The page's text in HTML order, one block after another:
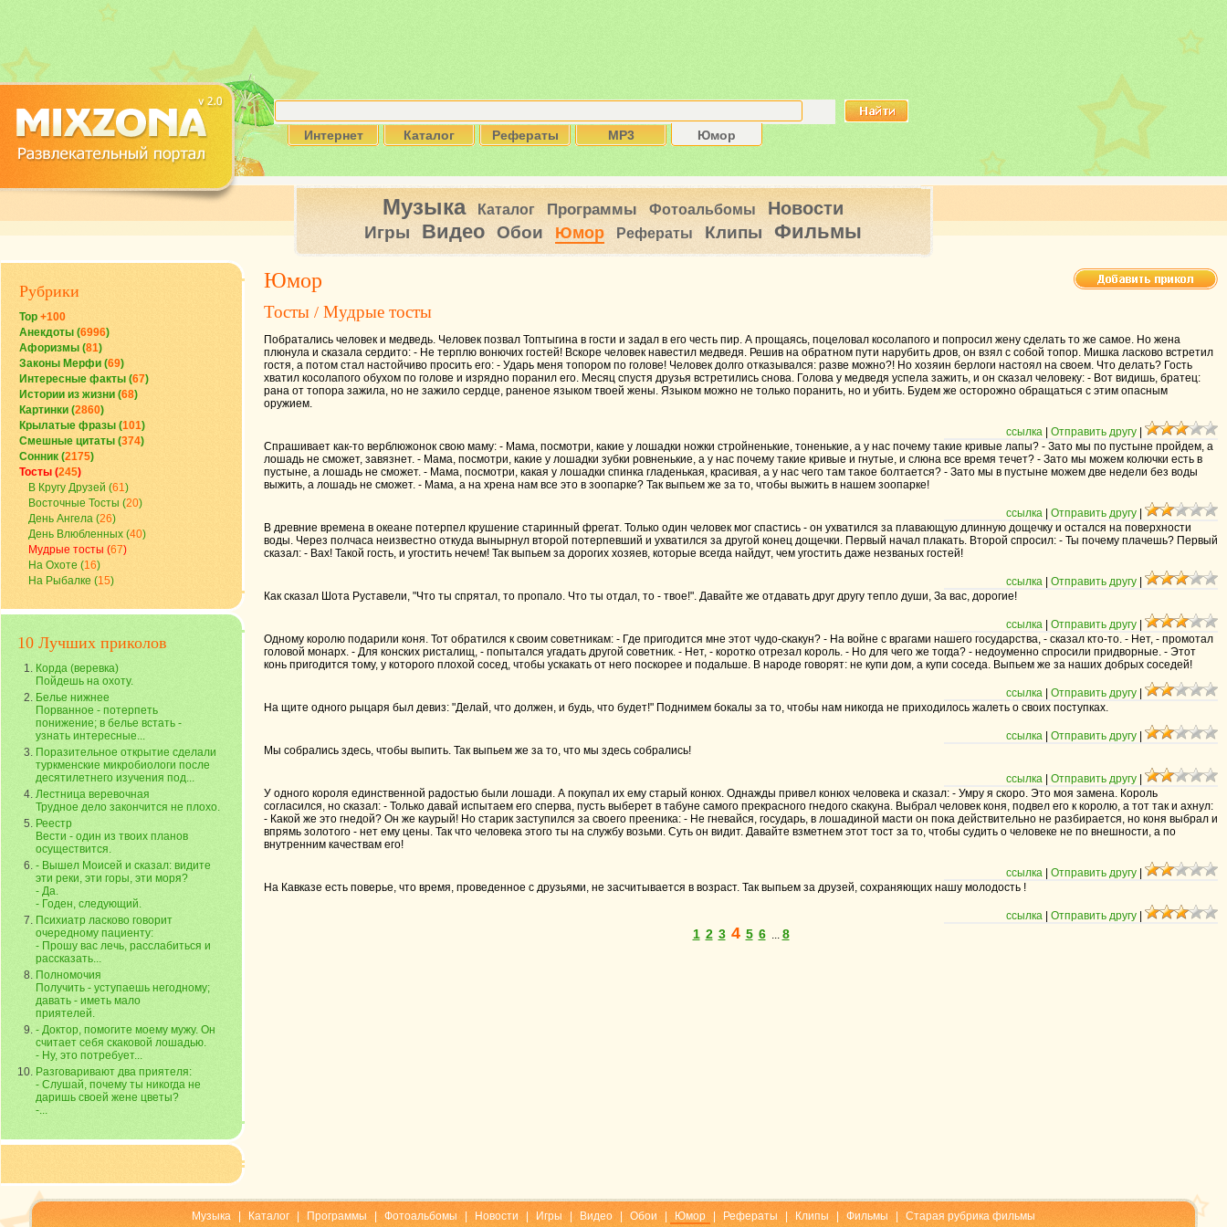
Интернет Каталог Рефераты MP3 Юмор
Музыка Каталог Программы Фотоальбомы Новости
Игры Видео Обои Юмор Рефераты Клипы Фильмы
Рубрики
Top +100
Анекдоты (6996)
Афоризмы (81)
Законы Мерфи (69)
Интересные факты (67)
Истории из жизни (68)
Картинки (2860)
Крылатые фразы (101)
Смешные цитаты (374)
Сонник (2175)
Тосты (245)
В Кругу Друзей (61)
Восточные Тосты (20)
День Ангела (26)
День Влюбленных (40)
Мудрые тосты (67)
На Охоте (16)
На Рыбалке (15)
10 Лучших приколов
Корда (веревка)
Пойдешь на охоту.
Белье нижнее
Порванное - потерпеть
понижение; в белье встать -
узнать интересные...
Поразительное открытие сделали
туркменские микробиологи после
десятилетнего изучения под...
Лестница веревочная
Трудное дело закончится не плохо.
Реестр
Вести - один из твоих планов
осуществится.
- Вышел Моисей и сказал: видите
эти реки, эти горы, эти моря?
- Да.
- Годен, следующий.
Психиатр ласково говорит
очередному пациенту:
- Прошу вас лечь, расслабиться и
рассказать...
Полномочия
Получить - уступаешь негодному;
давать - иметь мало
приятелей.
- Доктор, помогите моему мужу. Он
считает себя скаковой лошадью.
- Ну, это потребует...
Разговаривают два приятеля:
- Слушай, почему ты никогда не
даришь своей жене цветы?
-...
Юмор
Тосты / Мудрые тосты
Побратались человек и медведь. Человек позвал Топтыгина в гости и задал в его честь пир. А прощаясь, поцеловал косолапого и попросил жену сделать то же самое. Но жена
плюнула и сказала сердито: - Не терплю вонючих гостей! Вскоре человек навестил медведя. Решив на обратном пути нарубить дров, он взял с собой топор. Мишка ласково встретил
гостя, а потом стал настойчиво просить его: - Ударь меня топором по голове! Человек долго отказывался: разве можно?! Но хозяин берлоги настоял на своем. Что делать? Гость
хватил косолапого обухом по голове и изрядно поранил его. Месяц спустя друзья встретились снова. Голова у медведя успела зажить, и он сказал человеку: - Вот видишь, братец:
рана от топора зажила, но не зажило сердце, раненое языком твоей жены. Языком можно не только поранить, но и убить. Будем же осторожно обращаться с этим опасным
оружием.
ссылка Отправить другу
Спрашивает как-то верблюжонок свою маму: - Мама, посмотри, какие у лошадки ножки стройненькие, тоненькие, а у нас почему такие кривые лапы? - Зато мы по пустыне пройдем, а
лошадь не сможет, завязнет. - Мама, посмотри, какие у лошадки зубки ровненькие, а у нас почему такие кривые и гнутые, и слюна все время течет? - Зато мы можем колючки есть в
пустыне, а лошадь не сможет. - Мама, посмотри, какая у лошадки спинка гладенькая, красивая, а у нас чего там такое болтается? - Зато мы в пустыне можем две недели без воды
выжить, а лошадь не сможет. - Мама, а на хрена нам все это в зоопарке? Так выпьем же за то, чтобы выжить в нашем зоопарке!
ссылка Отправить другу
В древние времена в океане потерпел крушение старинный фрегат. Только один человек мог спастись - он ухватился за плавающую длинную дощечку и остался на поверхности
воды. Через полчаса неизвестно откуда вынырнул второй потерпевший и ухватился за другой конец дощечки. Первый начал плакать. Второй спросил: - Ты почему плачешь? Первый
сказал: - Вах! Такой гость, и угостить нечем! Так выпьем за дорогих хозяев, которые всегда найдут, чем угостить даже незваных гостей!
ссылка Отправить другу
Как сказал Шота Руставели, "Что ты спрятал, то пропало. Что ты отдал, то - твое!". Давайте же отдавать друг другу тепло души, За вас, дорогие!
ссылка Отправить другу
Одному королю подарили коня. Тот обратился к своим советникам: - Где пригодится мне этот чудо-скакун? - На войне с врагами нашего государства, - сказал кто-то. - Нет, - промотал
головой монарх. - Для конских ристалищ, - попытался угадать другой советник. - Нет, - коротко отрезал король. - Но для чего же тогда? - недоуменно спросили придворные. - Этот
конь пригодится тому, у которого плохой сосед, чтобы ускакать от него поскорее и подальше. В народе говорят: не купи дом, а купи соседа. Выпьем же за наших добрых соседей!
ссылка Отправить другу
На щите одного рыцаря был девиз: "Делай, что должен, и будь, что будет!" Поднимем бокалы за то, чтобы нам никогда не приходилось жалеть о своих поступках.
ссылка Отправить другу
Мы собрались здесь, чтобы выпить. Так выпьем же за то, что мы здесь собрались!
ссылка Отправить другу
У одного короля единственной радостью были лошади. А покупал их ему старый конюх. Однажды привел конюх человека и сказал: - Умру я скоро. Это моя замена. Король
согласился, но сказал: - Только давай испытаем его сперва, пусть выберет в табуне самого прекрасного гнедого скакуна. Выбрал человек коня, подвел его к королю, а тот так и ахнул:
- Какой же это гнедой? Он же каурый! Но старик заступился за своего прееника: - Не гневайся, государь, в лошадиной масти он пока действительно не разбирается, но коня выбрал и
впрямь золотого - нет ему цены. Так что человека этого ты на службу возьми. Суть он видит. Давайте взметнем этот тост за то, чтобы судить о человеке не по внешности, а по
внутренним качествам его!
ссылка Отправить другу
На Кавказе есть поверье, что время, проведенное с друзьями, не засчитывается в возраст. Так выпьем за друзей, сохраняющих нашу молодость !
ссылка Отправить другу
1 2 3 4 5 6... 8
Музыка Каталог Программы Фотоальбомы Новости Игры Видео Обои Юмор Рефераты Клипы Фильмы Старая рубрика фильмы